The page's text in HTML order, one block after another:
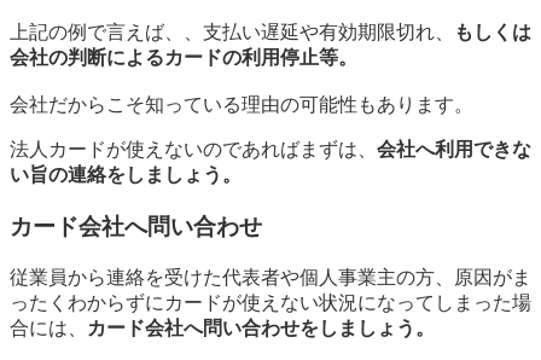
上記の例で言えば、、支払い遅延や有効期限切れ、
もしくは
会社の判断によるカードの利用停止等。
会社だからこそ知っている理由の可能性もあります。
法人カードが使えないのであればまずは、 会社へ利用できな
い旨の連絡をしましょう。
カード会社へ問い合わせ
従業員から連絡を受けた代表者や個人事業主の方、原因がま
ったくわからずにカードが使えない状況になってしまった場
合には、
カード会社へ問い合わせをしましょう。